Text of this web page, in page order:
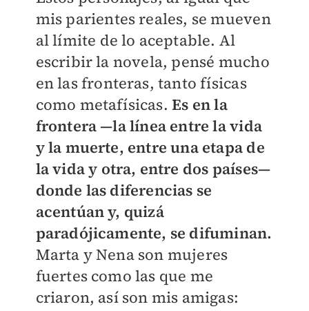
mis parientes reales, se mueven
al límite de lo aceptable. Al
escribir la novela, pensé mucho
en las fronteras, tanto físicas
como metafísicas.Es en la
frontera —la línea entre la vida
y la muerte, entre una etapa de
la vida y otra, entre dos países—
donde las diferencias se
acentúan y, quizá
paradójicamente, se difuminan.
Marta y Nena son mujeres
fuertes como las que me
criaron, así son mis amigas: